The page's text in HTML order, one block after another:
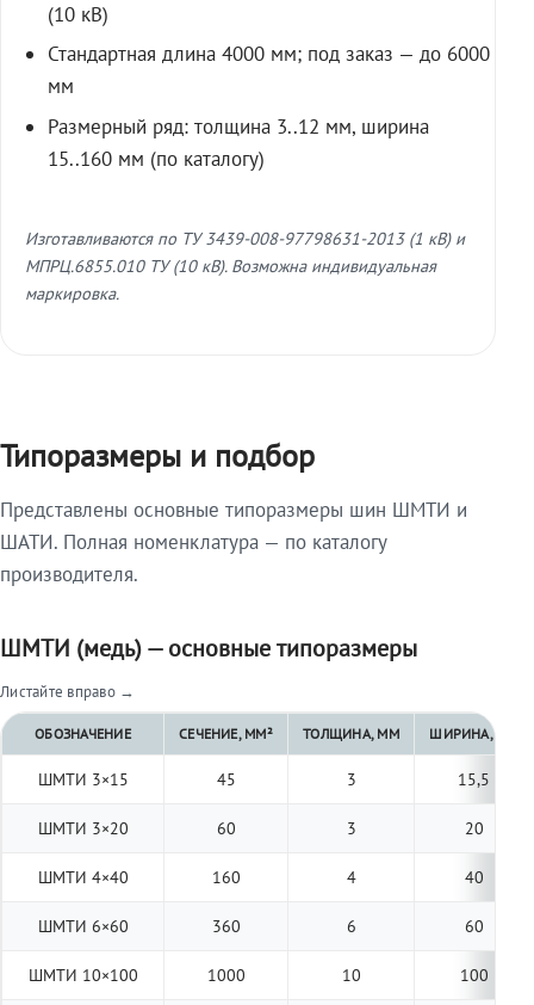
(10 кВ)
Стандартная длина 4000 мм; под заказ — до 6000
мм
Размерный ряд: толщина 3..12 мм, ширина
15..160 мм (по каталогу)
Изготавливаются по ТУ 3439-008-97798631-2013 (1 кВ) и
МПРЦ.6855.010 ТУ (10 кВ). Возможна индивидуальная
маркировка.
Типоразмеры и подбор
Представлены основные типоразмеры шин ШМТИ и
ШАТИ. Полная номенклатура — по каталогу
производителя.
ШМТИ (медь) — основные типоразмеры
Листайте вправо →
ОБОЗНАЧЕНИЕ СЕЧЕНИЕ, ММ² ТОЛЩИНА, ММ ШИРИНА, ММ
ШМТИ 3×15 45 3 15,5
ШМТИ 3×20 60 3 20
ШМТИ 4×40 160 4 40
ШМТИ 6×60 360 6 60
ШМТИ 10×100 1000 10 100